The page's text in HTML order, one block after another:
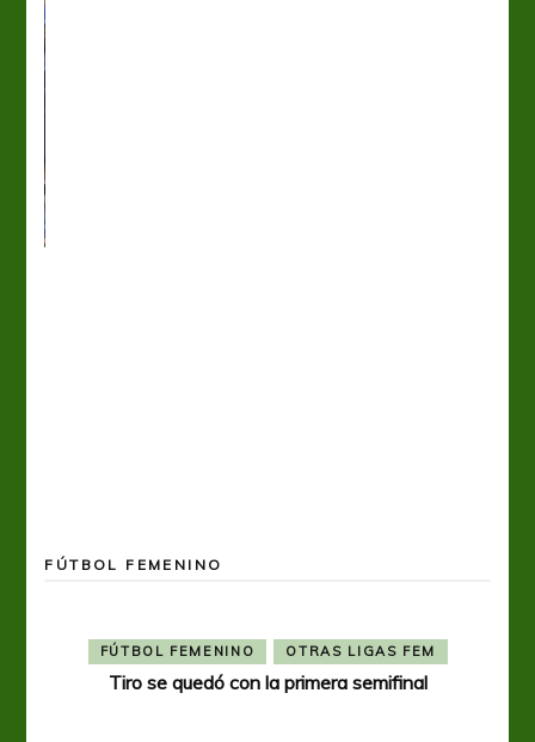
FÚTBOL FEMENINO
FÚTBOL FEMENINO OTRAS LIGAS FEM
Tiro se quedó con la primera semifinal